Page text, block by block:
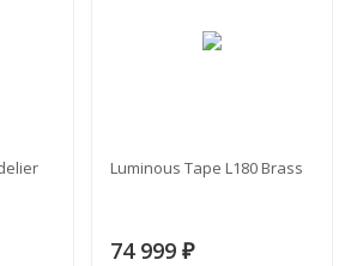
Luminous Tape L180 Brass
74 999 ₽